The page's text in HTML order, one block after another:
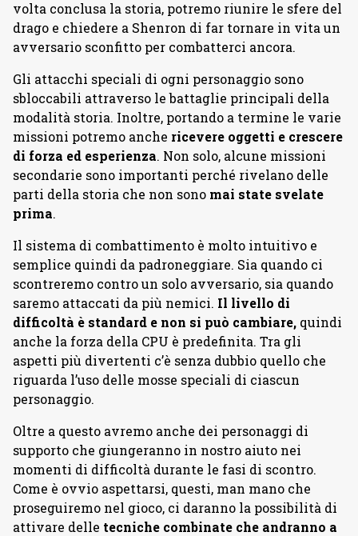
volta conclusa la storia, potremo riunire le sfere del
drago e chiedere a Shenron di far tornare in vita un
avversario sconfitto per combatterci ancora.
Gli attacchi speciali di ogni personaggio sono
sbloccabili attraverso le battaglie principali della
modalità storia. Inoltre, portando a termine le varie
missioni potremo anche ricevere oggetti e crescere
di forza ed esperienza. Non solo, alcune missioni
secondarie sono importanti perché rivelano delle
parti della storia che non sono mai state svelate
prima.
Il sistema di combattimento è molto intuitivo e
semplice quindi da padroneggiare. Sia quando ci
scontreremo contro un solo avversario, sia quando
saremo attaccati da più nemici. Il livello di
difficoltà è standard e non si può cambiare, quindi
anche la forza della CPU è predefinita. Tra gli
aspetti più divertenti c’è senza dubbio quello che
riguarda l’uso delle mosse speciali di ciascun
personaggio.
Oltre a questo avremo anche dei personaggi di
supporto che giungeranno in nostro aiuto nei
momenti di difficoltà durante le fasi di scontro.
Come è ovvio aspettarsi, questi, man mano che
proseguiremo nel gioco, ci daranno la possibilità di
attivare delle tecniche combinate che andranno a